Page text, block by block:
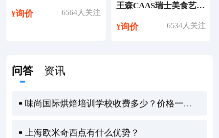
¥询价 6564人关注
王森CAAS瑞士美食艺术与餐饮管理专业留学
¥询价 6534人关注
问答 资讯
味尚国际烘焙培训学校收费多少？价格一览全知道！
上海欧米奇西点有什么优势？